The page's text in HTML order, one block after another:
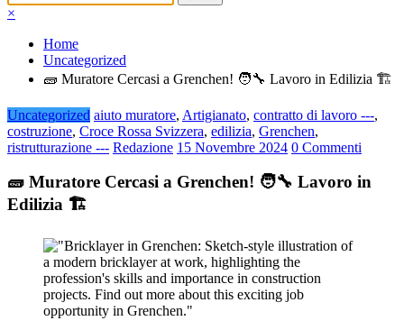
×
Home
Uncategorized
🧱 Muratore Cercasi a Grenchen! 🧑‍🔧 Lavoro in Edilizia 🏗️
Uncategorized aiuto muratore, Artigianato, contratto di lavoro ---,
costruzione, Croce Rossa Svizzera, edilizia, Grenchen,
ristrutturazione --- Redazione 15 Novembre 2024 0 Commenti
🧱 Muratore Cercasi a Grenchen! 🧑‍🔧 Lavoro in
Edilizia 🏗️